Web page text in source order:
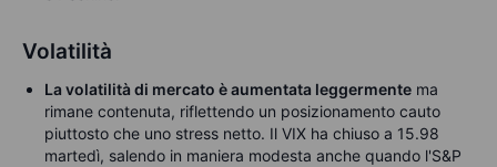
Volatilità
La volatilità di mercato è aumentata leggermente ma
rimane contenuta, riflettendo un posizionamento cauto
piuttosto che uno stress netto. Il VIX ha chiuso a 15.98
martedì, salendo in maniera modesta anche quando l'S&P